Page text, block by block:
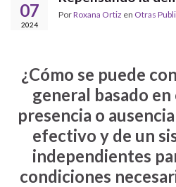
07
2024
PorRoxana Ortiz en Otras
¿Cómo se puede
general basado
presencia o
efectivo y de un
independientes
condiciones